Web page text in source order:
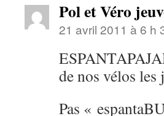
Pol et Véro
21 avril 2011 à 6 h
de nos vélos
Pas «